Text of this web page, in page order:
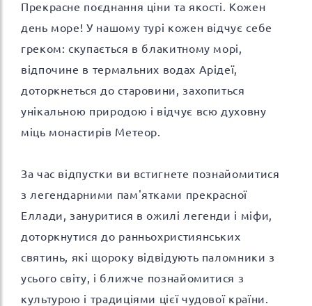
Прекрасне поєднання ціни та якості. Кожен
день море! У нашому турі кожен відчує себе
греком: скупається в блакитному морі,
відпочине в термальних водах Арідеї,
доторкнеться до старовини, захопиться
унікальною природою і відчує всю духовну
міць монастирів Метеор.
За час відпустки ви встигнете познайомитися
з легендарними пам'ятками прекрасної
Еллади, зануритися в ожилі легенди і міфи,
доторкнутися до ранньохристиянських
святинь, які щороку відвідують паломники з
усього світу, і ближче познайомитися з
культурою і традиціями цієї чудової країни.